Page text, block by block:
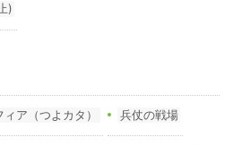
)
ア（つよカタ） 兵仗の戦場